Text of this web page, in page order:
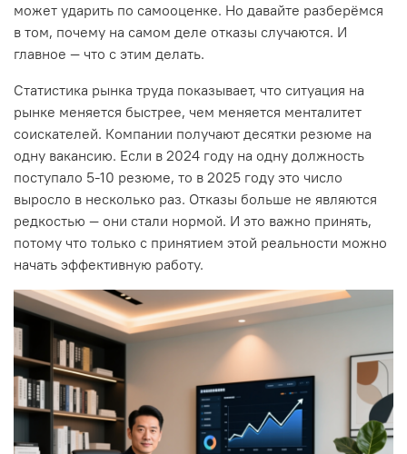
может ударить по самооценке. Но давайте разберёмся
в том, почему на самом деле отказы случаются. И
главное — что с этим делать.
Статистика рынка труда показывает, что ситуация на
рынке меняется быстрее, чем меняется менталитет
соискателей. Компании получают десятки резюме на
одну вакансию. Если в 2024 году на одну должность
поступало 5-10 резюме, то в 2025 году это число
выросло в несколько раз. Отказы больше не являются
редкостью — они стали нормой. И это важно принять,
потому что только с принятием этой реальности можно
начать эффективную работу.